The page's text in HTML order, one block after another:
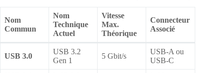
Nom
Commun
Nom
Technique
Actuel
Vitesse
Max.
Théorique
Connecteur
Associé
USB 3.0
USB 3.2
Gen 1
5 Gbit/s
USB-A ou
USB-C